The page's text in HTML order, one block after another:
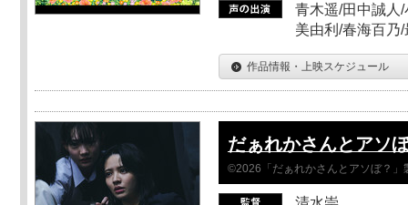
青木遥/田中誠人
美由利/春海百乃
作品情報・上映スケジュール
だぁれかさんとアソ
©2026「だぁれかさんとアソぼ？」